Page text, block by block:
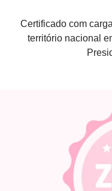
Certificado com
território nacional